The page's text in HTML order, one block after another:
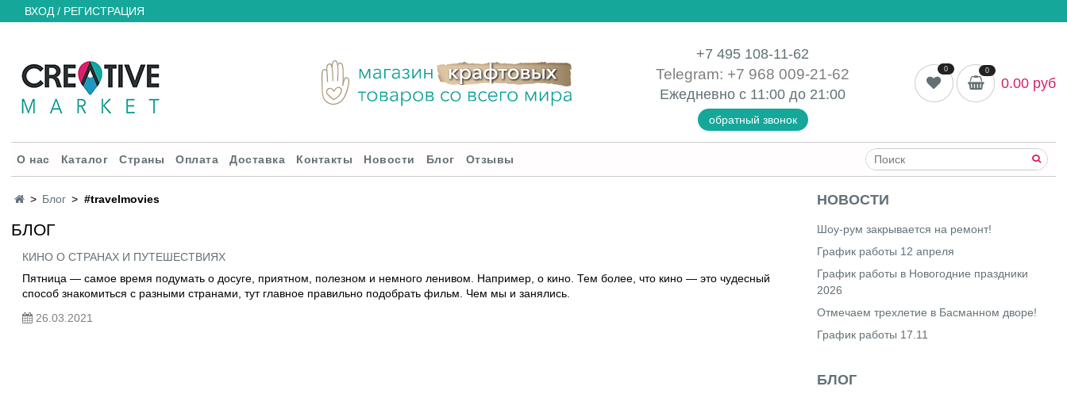
ВХОД / РЕГИСТРАЦИЯ
+7 495 108-11-62
Telegram: +7 968 009-21-62
Ежедневно с 11:00 до 21:00
обратный звонок
0 0
0.00 руб
О нас Каталог Страны Оплата Доставка Контакты Новости Блог Отзывы
НОВОСТИ
Шоу-рум закрывается на ремонт!
График работы 12 апреля
График работы в Новогодние праздники
2026
Отмечаем трехлетие в Басманном дворе!
График работы 17.11
БЛОГ
Блог #travelmovies
БЛОГ
КИНО О СТРАНАХ И ПУТЕШЕСТВИЯХ
Пятница — самое время подумать о досуге, приятном, полезном и немного ленивом. Например, о кино. Тем более, что кино — это чудесный
способ знакомиться с разными странами, тут главное правильно подобрать фильм. Чем мы и занялись.
26.03.2021